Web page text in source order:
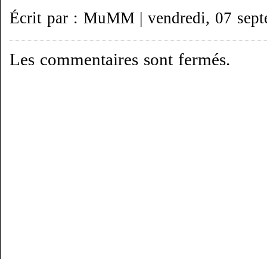
Écrit par : MuMM | vendredi, 07
Les commentaires sont fermés.